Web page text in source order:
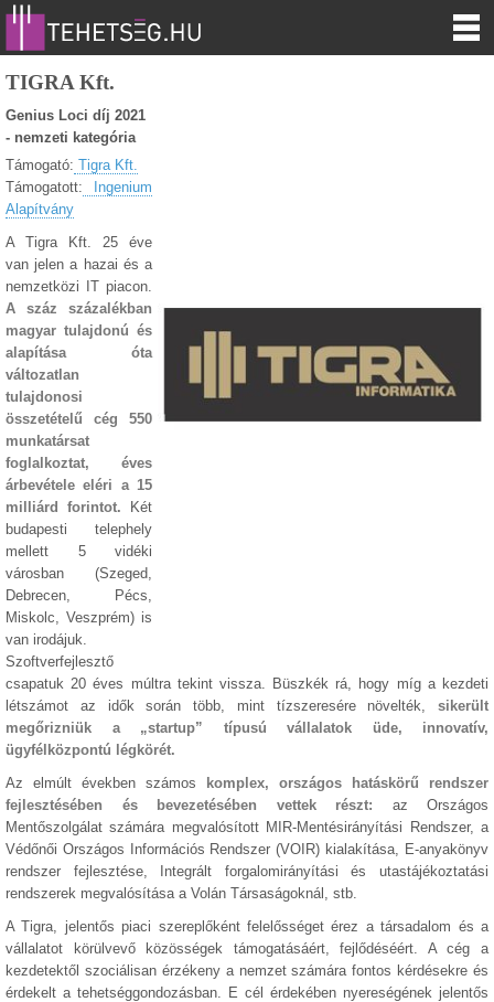
TIGRA Kft.
Genius Loci díj 2021
- nemzeti kategória
Támogató: Tigra Kft.
Támogatott: Ingenium
Alapítvány
A Tigra Kft. 25 éve
van jelen a hazai és a
nemzetközi IT piacon.
A száz százalékban
magyar tulajdonú és
alapítása óta
változatlan
tulajdonosi
összetételű cég 550
munkatársat
foglalkoztat, éves
árbevétele eléri a 15
milliárd forintot.
Két
budapesti telephely
mellett 5 vidéki
városban (Szeged,
Debrecen, Pécs,
Miskolc, Veszprém) is
van irodájuk.
Szoftverfejlesztő
csapatuk 20 éves múltra tekint vissza. Büszkék rá, hogy míg a kezdeti
létszámot az idők során több, mint tízszeresére növelték, sikerült
megőrizniük a „startup” típusú vállalatok üde, innovatív,
ügyfélközpontú légkörét.
Az elmúlt években számos
komplex, országos hatáskörű rendszer
fejlesztésében és bevezetésében vettek részt: az Országos
Mentőszolgálat számára megvalósított MIR-Mentésirányítási Rendszer, a
Védőnői Országos Információs Rendszer (VOIR) kialakítása, E-anyakönyv
rendszer fejlesztése, Integrált forgalomirányítási és utastájékoztatási
rendszerek megvalósítása a Volán Társaságoknál, stb.
A Tigra, jelentős piaci szereplőként felelősséget érez a társadalom és a
vállalatot körülvevő közösségek támogatásáért, fejlődéséért. A cég a
kezdetektől szociálisan érzékeny a nemzet számára fontos kérdésekre és
érdekelt a tehetséggondozásban. E cél érdekében nyereségének jelentős